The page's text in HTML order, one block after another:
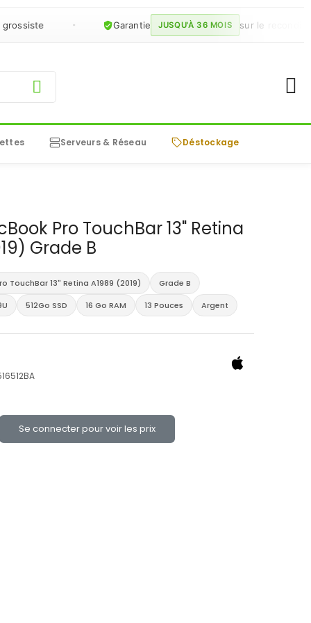
Garantie JUSQU'À 36 MOIS sur le reconditionné
Serveurs & Réseau Déstockage
Pro TouchBar 13" Retina
Grade B
TouchBar 13" Retina A1989 (2019)
Grade B
512Go SSD 16 Go RAM 13 Pouces Argent
Se connecter pour voir les prix